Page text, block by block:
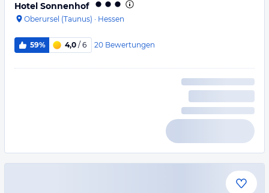
Hotel Sonnenhof
Oberursel (Taunus) · Hessen
59% 4,0 / 6 20 Bewertungen